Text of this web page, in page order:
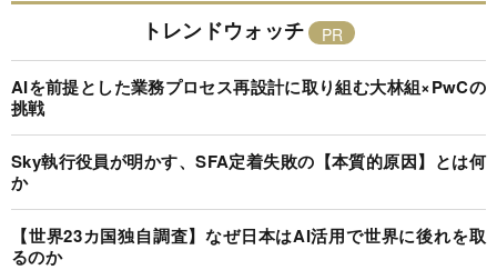
トレンドウォッチ
AIを前提とした業務プロセス再設計に取り組む大林組×PwCの
挑戦
Sky執行役員が明かす、SFA定着失敗の【本質的原因】とは何
か
【世界23カ国独自調査】なぜ日本はAI活用で世界に後れを取
るのか